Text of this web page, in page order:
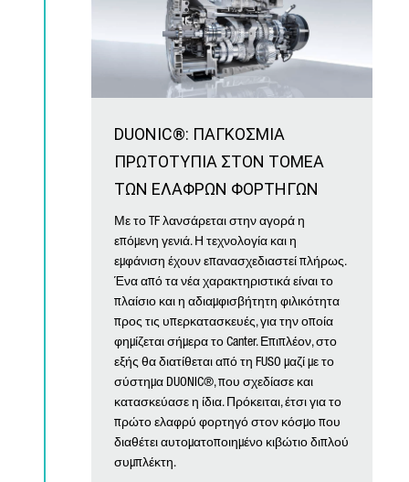
DUONIC®: ΠΑΓΚΟΣΜΙΑ
ΠΡΩΤΟΤΥΠΙΑ ΣΤΟΝ ΤΟΜΕΑ
ΤΩΝ ΕΛΑΦΡΩΝ ΦΟΡΤΗΓΩΝ
Με το TF λανσάρεται στην αγορά η
επόμενη γενιά. Η τεχνολογία και η
εμφάνιση έχουν επανασχεδιαστεί πλήρως.
Ένα από τα νέα χαρακτηριστικά είναι το
πλαίσιο και η αδιαμφισβήτητη φιλικότητα
προς τις υπερκατασκευές, για την οποία
φημίζεται σήμερα το Canter. Επιπλέον, στο
εξής θα διατίθεται από τη FUSO μαζί με το
σύστημα DUONIC®, που σχεδίασε και
κατασκεύασε η ίδια. Πρόκειται, έτσι για το
πρώτο ελαφρύ φορτηγό στον κόσμο που
διαθέτει αυτοματοποιημένο κιβώτιο διπλού
συμπλέκτη.